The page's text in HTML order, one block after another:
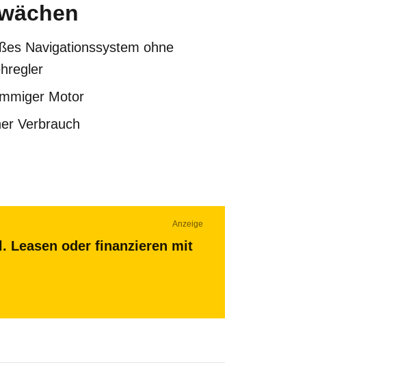
Navigationssystem ohne
Motor
Verbrauch
Anzeige
Leasen oder finanzieren mit